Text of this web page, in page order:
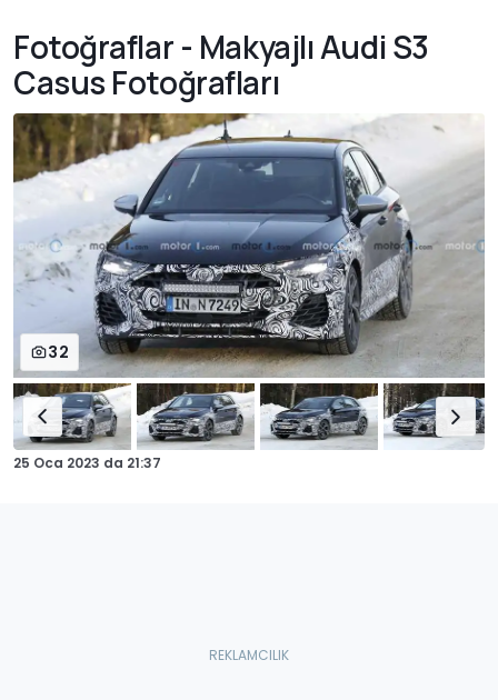
Fotoğraflar - Makyajlı Audi S3
Casus Fotoğrafları
32
25 Oca 2023 da 21:37